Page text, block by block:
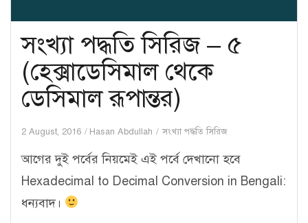
সংখ্যা পদ্ধতি সিরিজ – ৫
(হেক্সাডেসিমাল থেকে
ডেসিমাল রূপান্তর)
2 August, 2016 Hasan Abdullah সংখ্যা পদ্ধতি সিরিজ
আগের দুই পর্বের নিয়মেই এই পর্বে দেখানো হবে
Hexadecimal to Decimal Conversion in Bengali:
ধন্যবাদ।